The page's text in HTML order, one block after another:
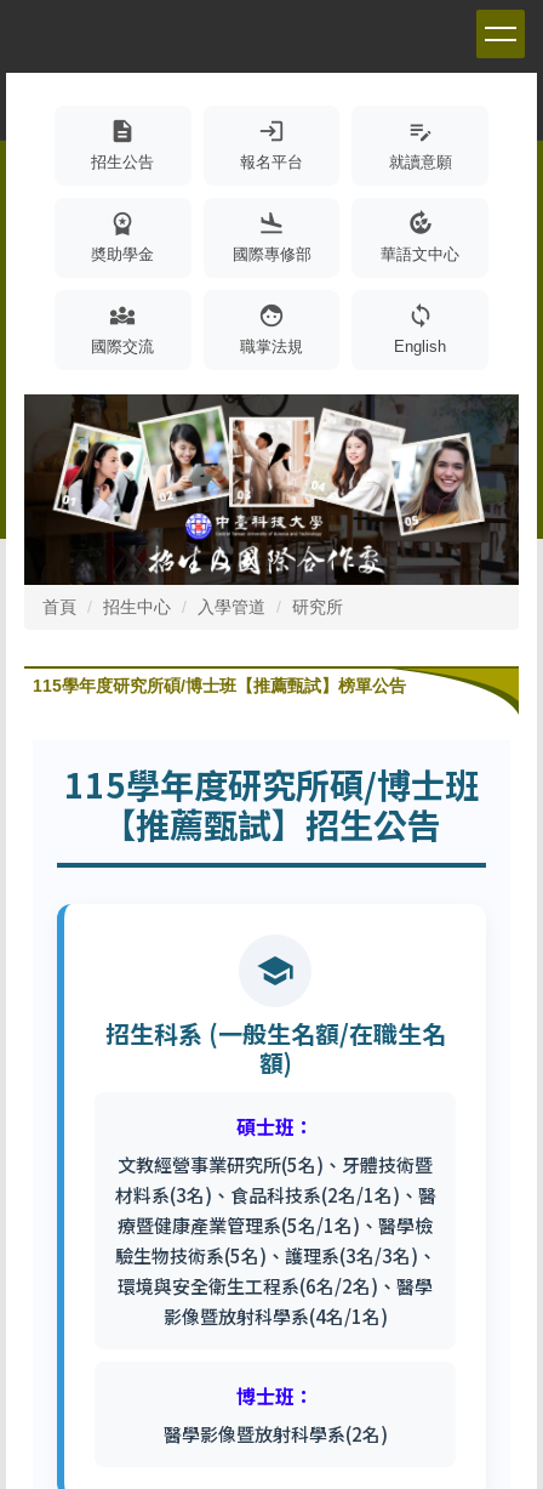
description
招生公告
login
報名平台
edit_note
就讀意願
workspace_premium
奬助學金
flight_land
國際專修部
compost
華語文中心
diversity_3
國際交流
face
職掌法規
sync
English
首頁 招生中心 入學管道 研究所
115學年度研究所碩/博士班【推薦甄試】榜單公告
115學年度研究所碩/博士班
【推薦甄試】招生公告
school
招生科系 (一般生名額/在職生名
額)
碩士班：
文教經營事業研究所(5名)、牙體技術暨
材料系(3名)、食品科技系(2名/1名)、醫
療暨健康產業管理系(5名/1名)、醫學檢
驗生物技術系(5名)、護理系(3名/3名)、
環境與安全衛生工程系(6名/2名)、醫學
影像暨放射科學系(4名/1名)
博士班：
醫學影像暨放射科學系(2名)